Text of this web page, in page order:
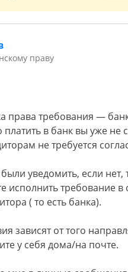
праву
права требования —
платить в банк вы уже не
не требуется
уведомить, если нет,
исполнить требование в
( то есть банка).
зависят от того
у себя дома/на почте.